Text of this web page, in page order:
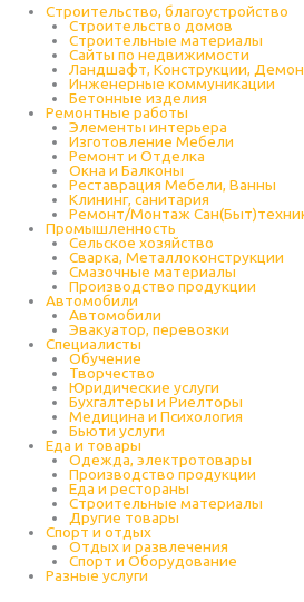
Строительство, благоустройство
Строительство домов
Строительные материалы
Сайты по недвижимости
Ландшафт, Конструкции,
Инженерные коммуникации
Бетонные изделия
Ремонтные работы
Элементы интерьера
Изготовление Мебели
Ремонт и Отделка
Окна и Балконы
Реставрация Мебели, Ванны
Клининг, санитария
Ремонт/Монтаж
Промышленность
Cельское хозяйство
Сварка, Металлоконструкции
Cмазочные материалы
Производство продукции
Автомобили
Автомобили
Эвакуатор, перевозки
Специалисты
Обучение
Творчество
Юридические услуги
Бухгалтеры и Риелторы
Медицина и Психология
Бьюти услуги
Еда и товары
Одежда, электротовары
Производство продукции
Еда и рестораны
Строительные материалы
Другие товары
Спорт и отдых
Отдых и развлечения
Спорт и Оборудование
Разные услуги